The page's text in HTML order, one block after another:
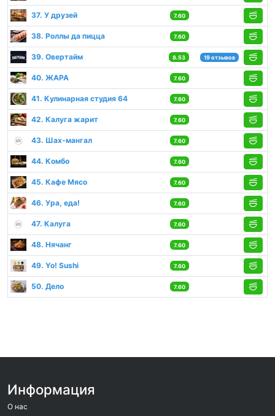
37. У друзей 7.60
38. Роллы да пицца 7.60
39. Овертайм 8.53 19 отзывов
40. ЖАРА 7.60
41. Кулинарная студия 64 7.60
42. Калуга жарит 7.60
43. Шах-мангал 7.60
44. Комбо 7.60
45. Кафе Мясо 7.60
46. Ура, еда! 7.60
47. Калуга 7.60
48. Нячанг 7.60
49. Yo! Sushi 7.60
50. Дело 7.60
Информация
О нас